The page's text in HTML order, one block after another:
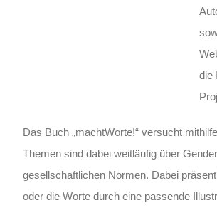
die
Das Buch „machtWorte!“ versucht
Themen sind dabei weitläufig über
gesellschaftlichen Normen. Dabei
oder die Worte durch eine passende